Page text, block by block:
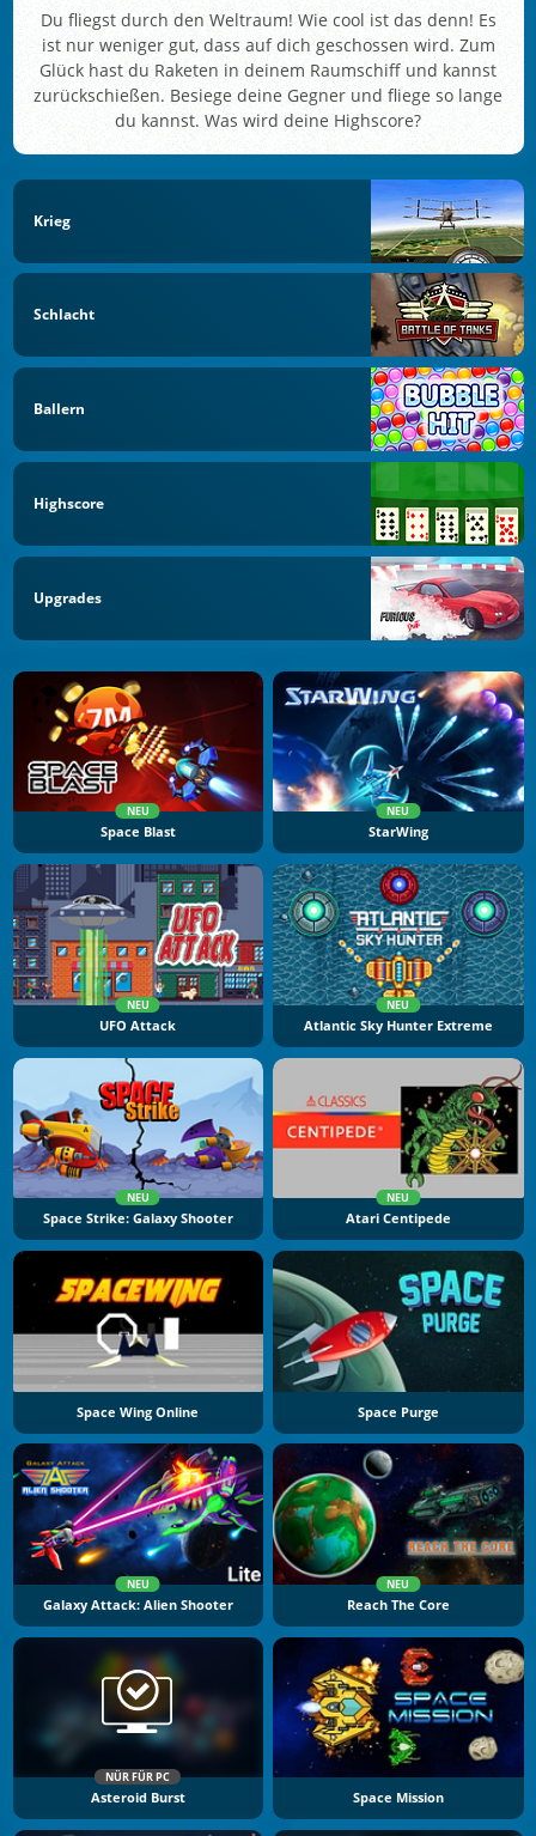
Du fliegst durch den Weltraum! Wie cool ist das denn! Es
ist nur weniger gut, dass auf dich geschossen wird. Zum
Glück hast du Raketen in deinem Raumschiff und kannst
zurückschießen. Besiege deine Gegner und fliege so lange
du kannst. Was wird deine Highscore?
Krieg
Schlacht
Ballern
Highscore
Upgrades
NEU
Space Blast
NEU
StarWing
NEU
UFO Attack
NEU
Atlantic Sky Hunter Extreme
NEU
Space Strike: Galaxy Shooter
NEU
Atari Centipede
Space Wing Online Space Purge
NEU
Galaxy Attack: Alien Shooter
NEU
Reach The Core
NÜR FÜR PC
Asteroid Burst Space Mission